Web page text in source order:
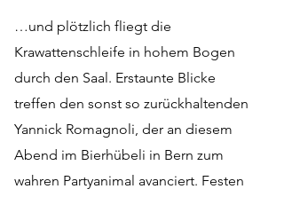
…und plötzlich fliegt die
Krawattenschleife in hohem Bogen
durch den Saal. Erstaunte Blicke
treffen den sonst so zurückhaltenden
Yannick Romagnoli, der an diesem
Abend im Bierhübeli in Bern zum
wahren Partyanimal avanciert. Festen